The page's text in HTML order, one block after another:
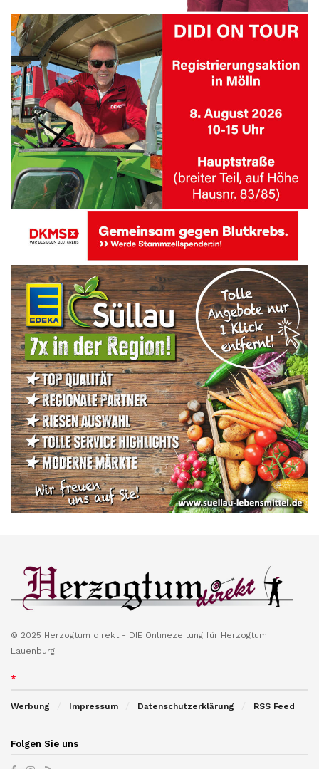
© 2025 Herzogtum direkt - DIE Onlinezeitung für Herzogtum
Lauenburg
*
Werbung Impressum Datenschutzerklärung RSS Feed
Folgen Sie uns